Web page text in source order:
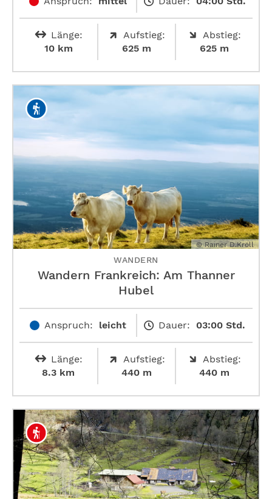
Länge:
10 km
Aufstieg:
625 m
Abstieg:
625 m
© Rainer D.Kröll
WANDERN
Wandern Frankreich: Am Thanner
Hubel
Anspruch: leicht Dauer: 03:00 Std.
Länge:
8.3 km
Aufstieg:
440 m
Abstieg:
440 m